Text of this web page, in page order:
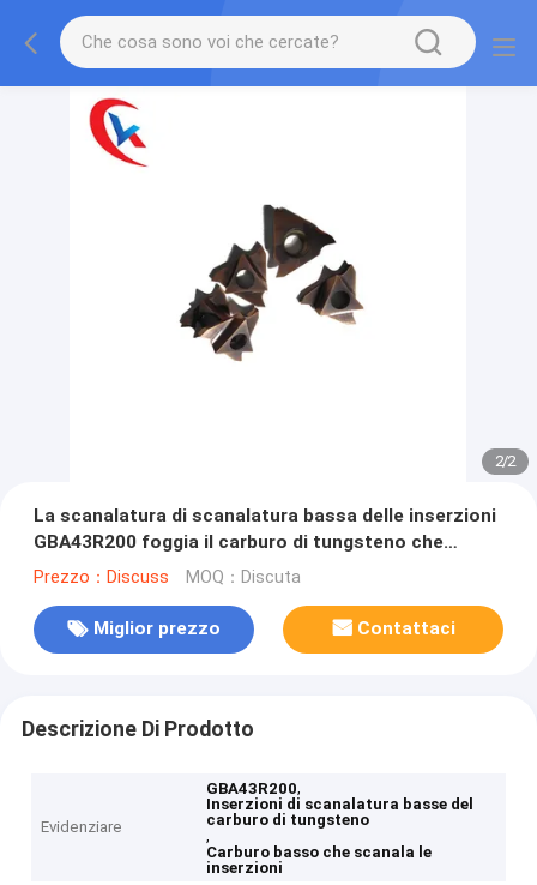
2/2
La scanalatura di scanalatura bassa delle inserzioni
GBA43R200 foggia il carburo di tungsteno che
scanala le inserzioni
Prezzo：Discuss MOQ：Discuta
Miglior prezzo Contattaci
Descrizione Di Prodotto
Evidenziare
GBA43R200,
Inserzioni di scanalatura basse del
carburo di tungsteno
,
Carburo basso che scanala le
inserzioni